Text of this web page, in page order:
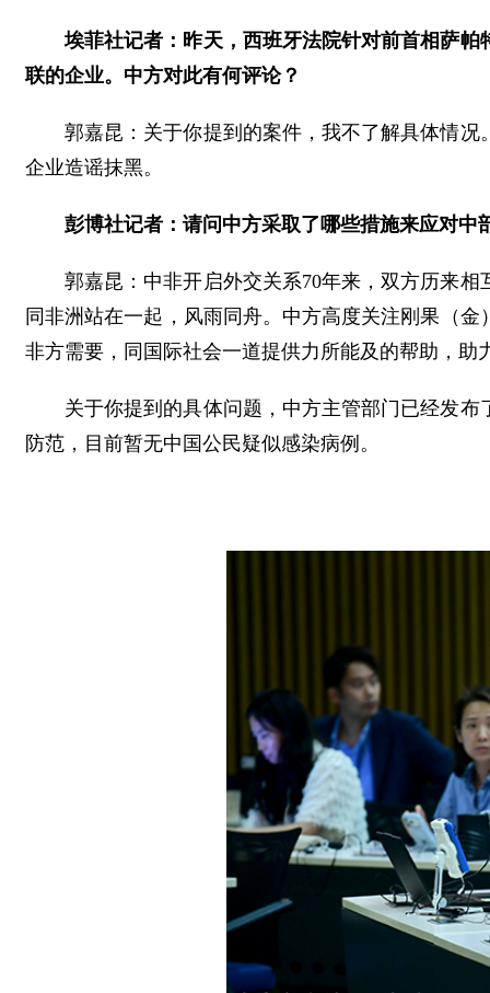
埃菲社记者：昨天，西班牙法院针对前首相萨
联的企业。中方对此有何评论？
郭嘉昆：关于你提到的案件，我不了解具体情
企业造谣抹黑。
彭博社记者：请问中方采取了哪些措施来应对
郭嘉昆：中非开启外交关系70年来，双方历来
同非洲站在一起，风雨同舟。中方高度关注刚果（
非方需要，同国际社会一道提供力所能及的帮助，助
关于你提到的具体问题，中方主管部门已经发
防范，目前暂无中国公民疑似感染病例。